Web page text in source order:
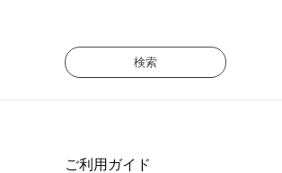
検索
ご利用ガイド